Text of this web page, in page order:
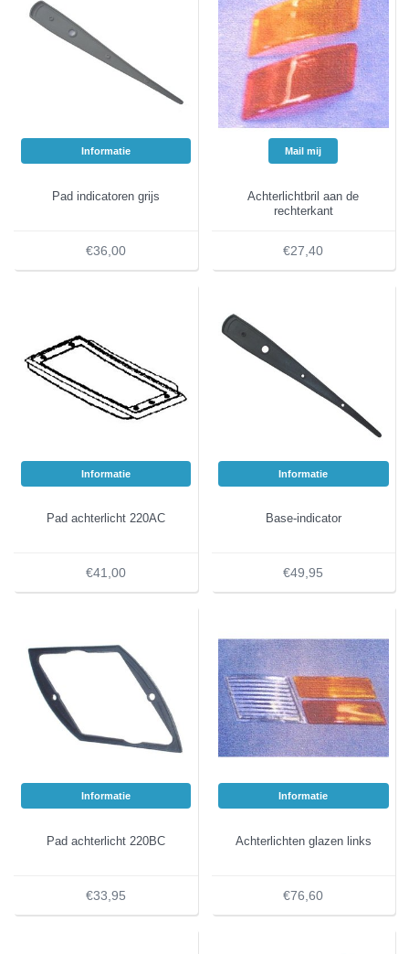
Informatie
Pad indicatoren grijs
€36,00
Mail mij
Achterlichtbril aan de
rechterkant
€27,40
Informatie
Pad achterlicht 220AC
€41,00
Informatie
Base-indicator
€49,95
Informatie
Pad achterlicht 220BC
€33,95
Informatie
Achterlichten glazen links
€76,60